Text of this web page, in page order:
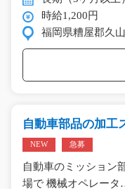
時給1,200円
福岡県糟屋郡久
自動車部品の加工
NEW 急募
自動車のミッション
場で 機械オペレー